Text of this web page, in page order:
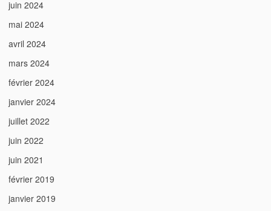
juin 2024
mai 2024
avril 2024
mars 2024
février 2024
janvier 2024
juillet 2022
juin 2022
juin 2021
février 2019
janvier 2019